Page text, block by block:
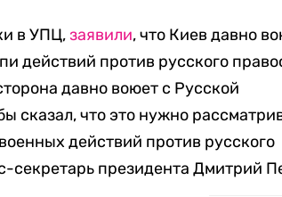
в УПЦ,заявили, что Киев давно
действий против русского
давно воюет с Русской
сказал, что это нужно
действий против русского
секретарь президента Дмитрий